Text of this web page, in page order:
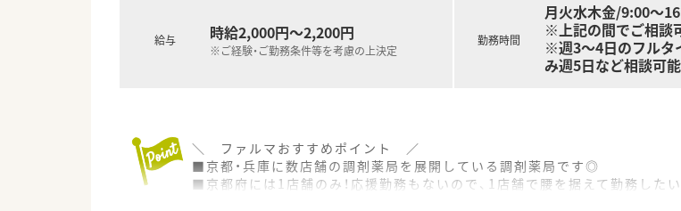
給与 時給2,000円～2,200円
※ご経験・ご勤務条件等を考慮の上決定
勤務時間
月火水木金/9:00～
※上記の間でご相談
※週3～4日のフルタ
み週5日など相談可
＼ ファルマおすすめポイント ／
■京都・兵庫に数店舗の調剤薬局を展開している調剤薬局です◎
■京都府には1店舗のみ！応援勤務もないので、1店舗で腰を据えて勤務した